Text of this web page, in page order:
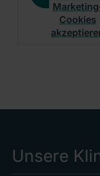
Cookies
Unsere